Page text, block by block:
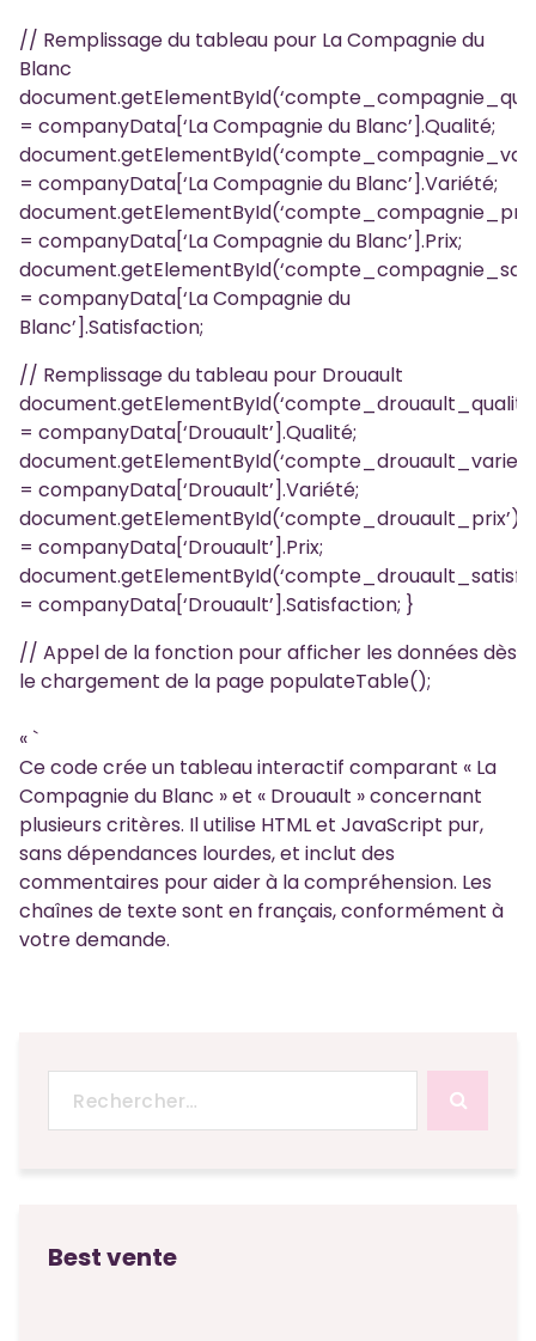
// Remplissage du tableau pour La Compagnie du
Blanc
= companyData[‘La Compagnie du Blanc’].Qualité;
= companyData[‘La Compagnie du Blanc’].Variété;
= companyData[‘La Compagnie du Blanc’].Prix;
= companyData[‘La Compagnie du
Blanc’].Satisfaction;
// Remplissage du tableau pour Drouault
= companyData[‘Drouault’].Qualité;
= companyData[‘Drouault’].Variété;
= companyData[‘Drouault’].Prix;
= companyData[‘Drouault’].Satisfaction; }
// Appel de la fonction pour afficher les données dès
le chargement de la page populateTable();
« `
Ce code crée un tableau interactif comparant « La
Compagnie du Blanc » et « Drouault » concernant
plusieurs critères. Il utilise HTML et JavaScript pur,
sans dépendances lourdes, et inclut des
commentaires pour aider à la compréhension. Les
chaînes de texte sont en français, conformément à
votre demande.
pour :
Best vente